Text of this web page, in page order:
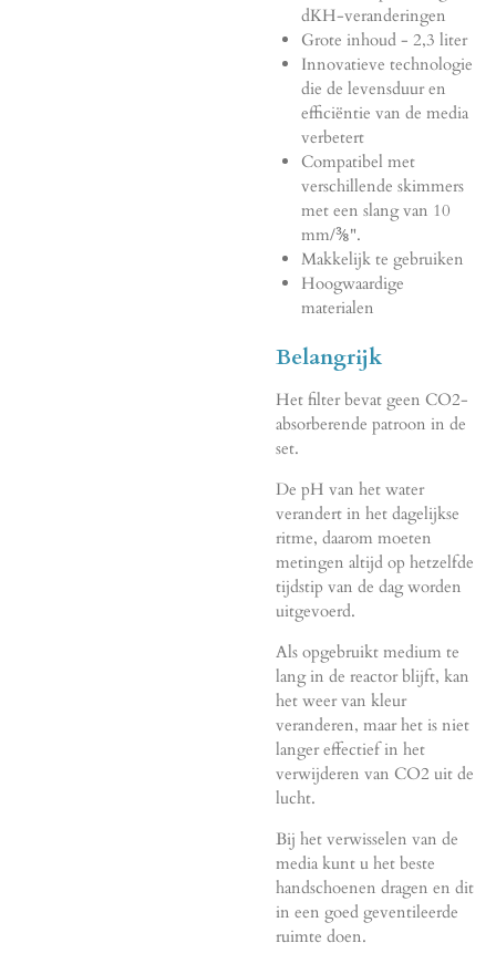
dKH-veranderingen
Grote inhoud - 2,3 liter
Innovatieve technologie
die de levensduur en
efficiëntie van de media
verbetert
Compatibel met
verschillende skimmers
met een slang van 10
mm/⅜".
Makkelijk te gebruiken
Hoogwaardige
materialen
Belangrijk
Het filter bevat geen CO2-
absorberende patroon in de
set.
De pH van het water
verandert in het dagelijkse
ritme, daarom moeten
metingen altijd op hetzelfde
tijdstip van de dag worden
uitgevoerd.
Als opgebruikt medium te
lang in de reactor blijft, kan
het weer van kleur
veranderen, maar het is niet
langer effectief in het
verwijderen van CO2 uit de
lucht.
Bij het verwisselen van de
media kunt u het beste
handschoenen dragen en dit
in een goed geventileerde
ruimte doen.